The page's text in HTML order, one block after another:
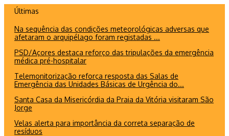
conteúdo
Últimas
Na sequência das condições meteorológicas adversas que
afetaram o arquipélago foram registadas ...
PSD/Açores destaca reforço das tripulações da emergência
médica pré-hospitalar
Telemonitorização reforça resposta das Salas de
Emergência das Unidades Básicas de Urgência do...
Santa Casa da Misericórdia da Praia da Vitória visitaram São
Jorge
Velas alerta para importância da correta separação de
resíduos